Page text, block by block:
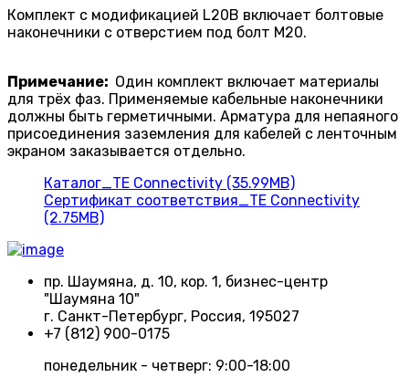
Комплект с модификацией L20B включает болтовые
наконечники с отверстием под болт M20.
Примечание: Один комплект включает материалы
для трёх фаз. Применяемые кабельные наконечники
должны быть герметичными. Арматура для непаяного
присоединения заземления для кабелей с ленточным
экраном заказывается отдельно.
Каталог_TE Connectivity (35.99MB)
Сертификат соответствия_TE Connectivity
(2.75MB)
пр. Шаумяна, д. 10, кор. 1, бизнес-центр
"Шаумяна 10"
г. Санкт-Петербург, Россия, 195027
+7 (812) 900-0175
понедельник - четверг: 9:00-18:00